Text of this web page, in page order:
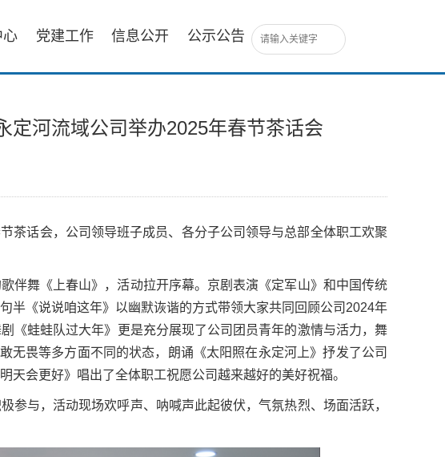
心 党建工作 信息公开 公示公告
河流域公司举办2025年春节茶话会
茶话会，公司领导班子成员、各分子公司领导与总部全体职工欢聚
伴舞《上春山》，活动拉开序幕。京剧表演《定军山》和中国传统
半《说说咱这年》以幽默诙谐的方式带领大家共同回顾公司2024年
《蛙蛙队过大年》更是充分展现了公司团员青年的激情与活力，舞
无畏等多方面不同的状态，朗诵《太阳照在永定河上》抒发了公司
会更好》唱出了全体职工祝愿公司越来越好的美好祝福。
参与，活动现场欢呼声、呐喊声此起彼伏，气氛热烈、场面活跃，